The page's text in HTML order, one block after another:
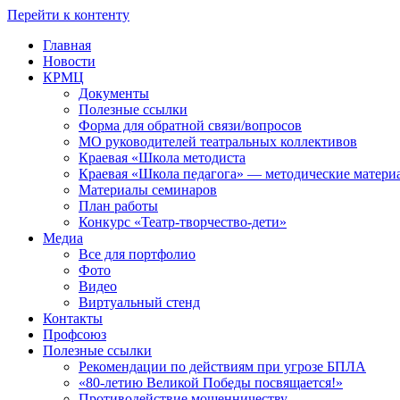
Перейти к контенту
Главная
Новости
КРМЦ
Документы
Полезные ссылки
Форма для обратной связи/вопросов
МО руководителей театральных коллективов
Краевая «Школа методиста
Краевая «Школа педагога» — методические
Материалы семинаров
План работы
Конкурс «Театр-творчество-дети»
Медиа
Все для портфолио
Фото
Видео
Виртуальный стенд
Контакты
Профсоюз
Полезные ссылки
Рекомендации по действиям при угрозе БПЛА
«80-летию Великой Победы посвящается!»